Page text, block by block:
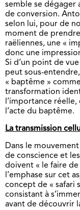
semble se dégager
de conversion.
selon lui, pour de
moment de
raëliennes, une «
donc une
Si d’un point de
peut sous-
« baptême »
transformation
l’importance
l’acte du baptême.
La transmission
Dans le
de conscience et
doivent « le faire
l’emphase sur cet
concept de « safari
consistant à
avant de découvrir